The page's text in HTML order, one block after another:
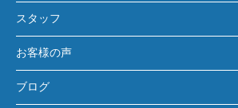
スタッフ
お客様の声
ブログ